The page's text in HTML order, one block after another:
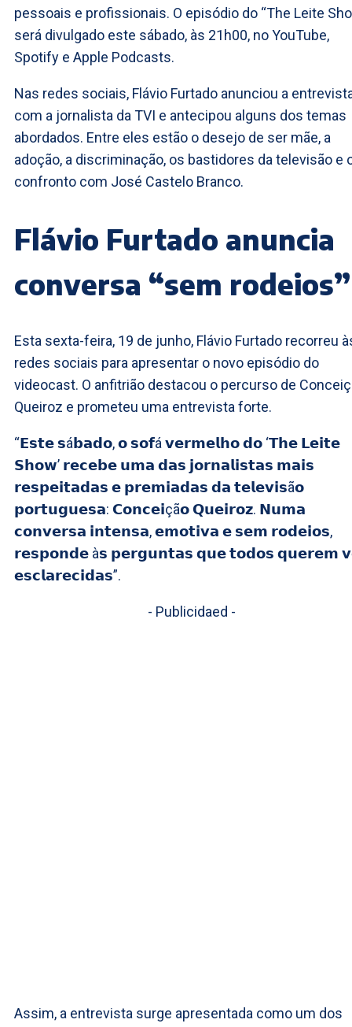
pessoais e profissionais. O episódio do “The Leite
será divulgado este sábado, às 21h00, no YouTube,
Spotify e Apple Podcasts.
Nas redes sociais, Flávio Furtado anunciou a
com a jornalista da TVI e antecipou alguns dos temas
abordados. Entre eles estão o desejo de ser mãe, a
adoção, a discriminação, os bastidores da televisão e
confronto com José Castelo Branco.
Flávio Furtado anuncia
conversa “sem rodeios”
Esta sexta-feira, 19 de junho, Flávio Furtado recorreu
redes sociais para apresentar o novo episódio do
videocast. O anfitrião destacou o percurso de
Queiroz e prometeu uma entrevista forte.
“𝗘𝘀𝘁𝗲 𝘀á𝗯𝗮𝗱𝗼, 𝗼 𝘀𝗼𝗳á 𝘃𝗲𝗿𝗺𝗲𝗹𝗵𝗼 𝗱𝗼 ‘𝗧𝗵𝗲 𝗟𝗲𝗶𝘁𝗲
𝗦𝗵𝗼𝘄’ 𝗿𝗲𝗰𝗲𝗯𝗲 𝘂𝗺𝗮 𝗱𝗮𝘀 𝗷𝗼𝗿𝗻𝗮𝗹𝗶𝘀𝘁𝗮𝘀 𝗺𝗮𝗶𝘀
𝗿𝗲𝘀𝗽𝗲𝗶𝘁𝗮𝗱𝗮𝘀 𝗲 𝗽𝗿𝗲𝗺𝗶𝗮𝗱𝗮𝘀 𝗱𝗮 𝘁𝗲𝗹𝗲𝘃𝗶𝘀ã𝗼
𝗽𝗼𝗿𝘁𝘂𝗴𝘂𝗲𝘀𝗮: 𝗖𝗼𝗻𝗰𝗲𝗶çã𝗼 𝗤𝘂𝗲𝗶𝗿𝗼𝘇. 𝗡𝘂𝗺𝗮
𝗰𝗼𝗻𝘃𝗲𝗿𝘀𝗮 𝗶𝗻𝘁𝗲𝗻𝘀𝗮, 𝗲𝗺𝗼𝘁𝗶𝘃𝗮 𝗲 𝘀𝗲𝗺 𝗿𝗼𝗱𝗲𝗶𝗼𝘀,
𝗿𝗲𝘀𝗽𝗼𝗻𝗱𝗲 à𝘀 𝗽𝗲𝗿𝗴𝘂𝗻𝘁𝗮𝘀 𝗾𝘂𝗲 𝘁𝗼𝗱𝗼𝘀 𝗾𝘂𝗲𝗿𝗲𝗺
𝗲𝘀𝗰𝗹𝗮𝗿𝗲𝗰𝗶𝗱𝗮𝘀”.
- Publicidaed -
Assim, a entrevista surge apresentada como um dos